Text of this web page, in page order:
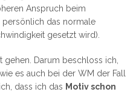
Anspruch beim
persönlich das normale
gesetzt wird).
Darum beschloss ich,
wie es auch bei der WM der Fall
dass ich das Motiv schon